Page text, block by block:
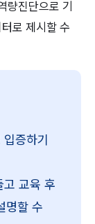
량진단으로 기
로 제시할 수
증하기
고 교육 후
명할 수